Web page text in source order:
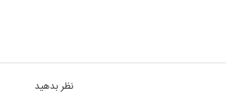
نظر بدهید